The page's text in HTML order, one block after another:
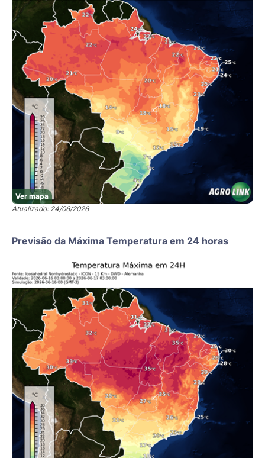
Ver mapa
Atualizado: 24/06/2026
Previsão da Máxima Temperatura em 24 horas